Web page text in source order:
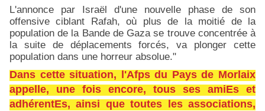
L'annonce par Israël d'une nouvelle phase de son
offensive ciblant Rafah, où plus de la moitié de la
population de la Bande de Gaza se trouve concentrée à
la suite de déplacements forcés, va plonger cette
population dans une horreur absolue."
Dans cette situation, l'Afps du Pays de Morlaix
appelle, une fois encore, tous ses amiEs et
adhérentEs, ainsi que toutes les associations,